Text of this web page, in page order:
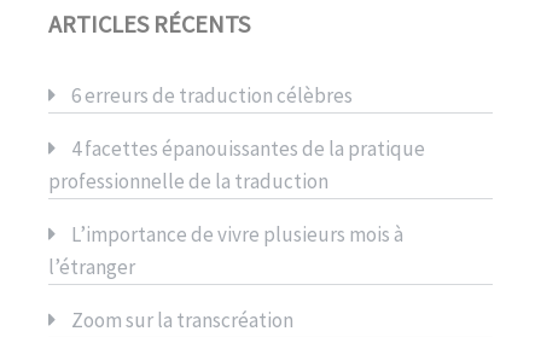
ARTICLES RÉCENTS
6 erreurs de traduction célèbres
4 facettes épanouissantes de la pratique
professionnelle de la traduction
L’importance de vivre plusieurs mois à
l’étranger
Zoom sur la transcréation